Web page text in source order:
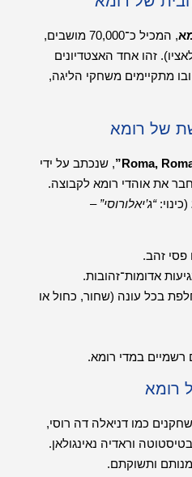
, המכיל כ־70,000 מושבים,
זהו אחד האצטדיונים
מתקיימים משחקי הליגה,
של רומא
”, שנכתב על ידי
את אוהדי רומא לקבוצה.
(כינוי:“ג’יאלורוסי” –
זהב.
אדומות־זהובות.
בכל עונה (שחור, כחול או
רומא
כמו דניאלה דה רוסי,
וראדיה נאינגולאן.
ותשוקתם.